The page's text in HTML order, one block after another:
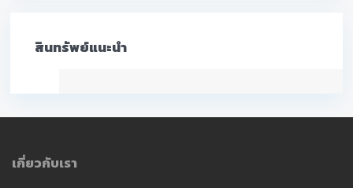
สินทรัพย์แนะนำ
เกี่ยวกับเรา